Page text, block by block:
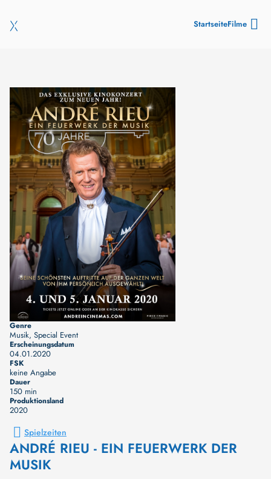
StartseiteFilme
Genre
Musik, Special Event
Erscheinungsdatum
04.01.2020
FSK
keine Angabe
Dauer
150 min
Produktionsland
2020
Spielzeiten
ANDRÉ RIEU - EIN FEUERWERK DER
MUSIK